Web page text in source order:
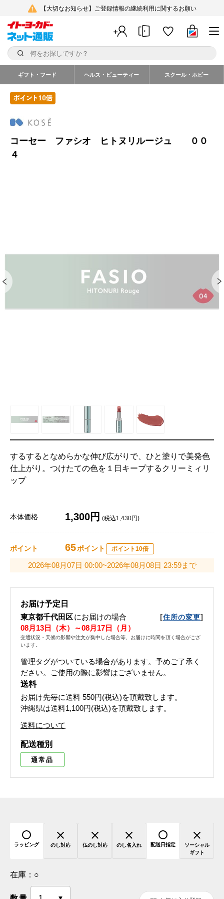
【大切なお知らせ】ご登録情報の継続利用に関するお願い
ギフト・フード ヘルス・ビューティー スクール・ホビー
コーセー ファシオ ヒトヌリルージュ ００
４
するするとなめらかな伸び広がりで、ひと塗りで美発色
仕上がり。つけたての色を１日キープするクリーミィリ
ップ
本体価格 1,300円 (税込1,430円)
ポイント 65ポイント ポイント10倍
2026年08月07日 00:00~2026年08月08日 23:59まで
お届け予定日
東京都千代田区にお届けの場合 [住所の変更]
08月13日（木）～08月17日（月）
交通状況・天候の影響や注文が集中した場合等、お届けに時間を頂く場合がござ
います。
管理タグがついている場合があります。予めご了承く
ださい。ご使用の際に影響はございません。
送料
お届け先毎に送料 550円(税込)を頂戴致します。
沖縄県は送料1,100円(税込)を頂戴致します。
送料について
配送種別
通常品
ラッピング のし対応 仏のし対応 のし名入れ 配送日指定
ソーシャル
ギフト
在庫： ○